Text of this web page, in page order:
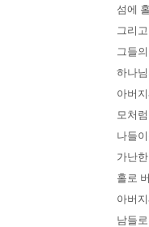
섬에
그리
그들
하나
아버
모처
나들
가난
홀로
아버
남들